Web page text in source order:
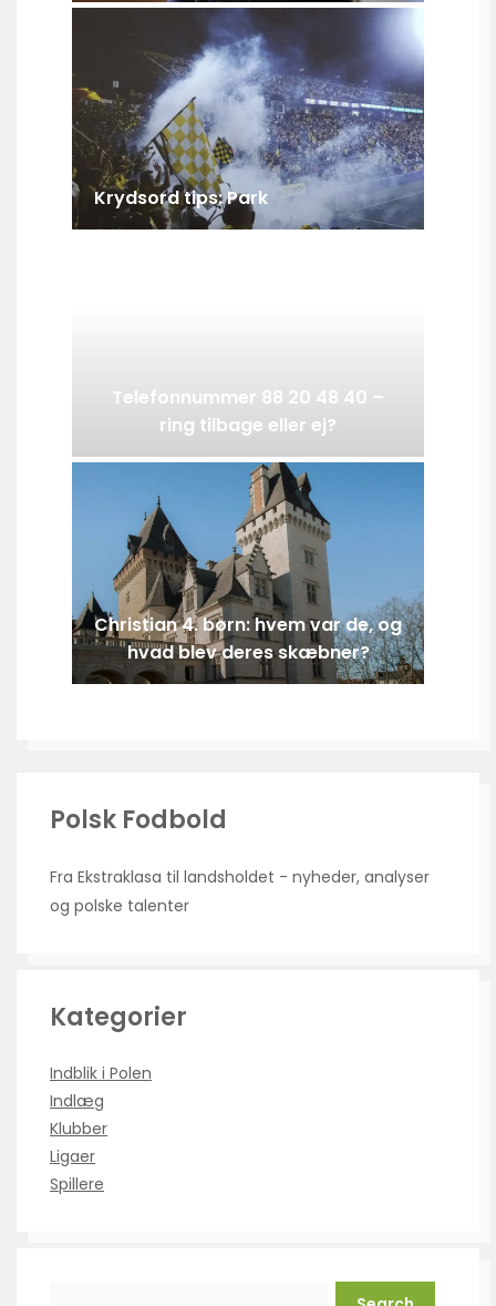
Krydsord tips: Park
Telefonnummer 88 20 48 40 –
ring tilbage eller ej?
Christian 4. børn: hvem var de, og
hvad blev deres skæbner?
Polsk Fodbold
Fra Ekstraklasa til landsholdet - nyheder, analyser
og polske talenter
Kategorier
Indblik i Polen
Indlæg
Klubber
Ligaer
Spillere